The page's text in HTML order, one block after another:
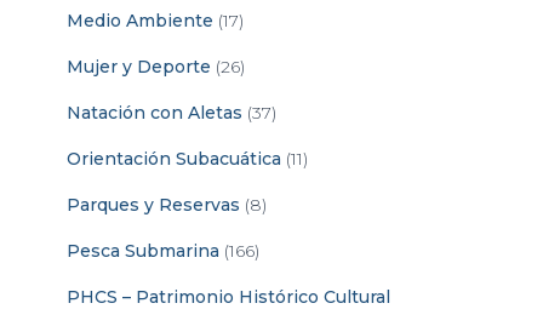
Medio Ambiente (17)
Mujer y Deporte (26)
Natación con Aletas (37)
Orientación Subacuática (11)
Parques y Reservas (8)
Pesca Submarina (166)
PHCS – Patrimonio Histórico Cultural